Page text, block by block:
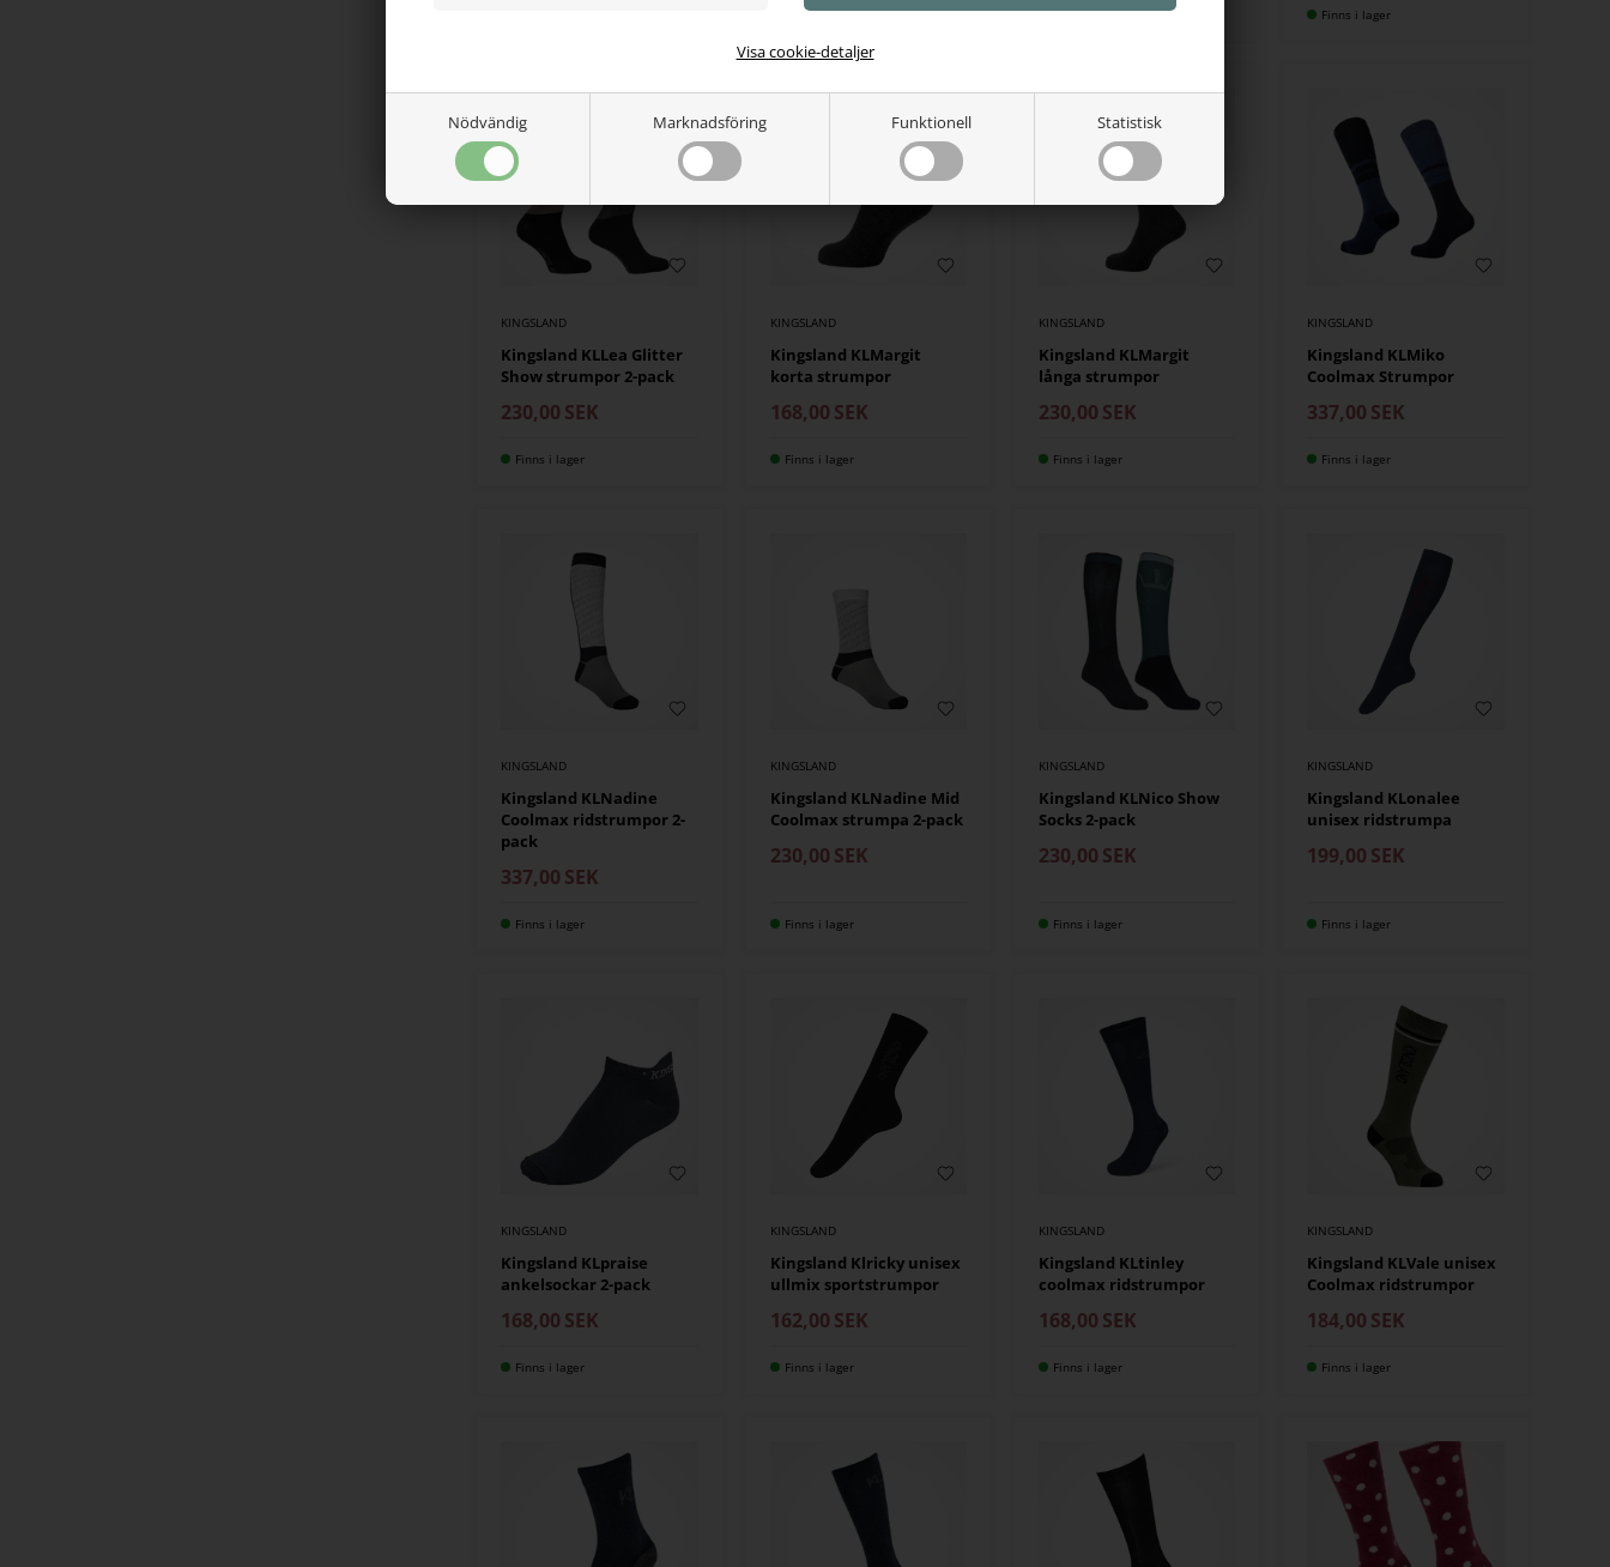
Nödvändig Marknadsföring Funktionell Statistisk
Visa cookie-detaljer
Finns i lager Finns i lager Finns i lager
KINGSLAND
Kingsland KLLea Glitter
Show strumpor 2-pack
230,00 SEK
Finns i lager
KINGSLAND
Kingsland KLMargit
korta strumpor
168,00 SEK
Finns i lager
KINGSLAND
Kingsland KLMargit
långa strumpor
230,00 SEK
Finns i lager
KINGSLAND
Kingsland KLMiko
Coolmax Strumpor
337,00 SEK
Finns i lager
KINGSLAND
Kingsland KLNadine
Coolmax ridstrumpor 2-
pack
337,00 SEK
Finns i lager
KINGSLAND
Kingsland KLNadine Mid
Coolmax strumpa 2-pack
230,00 SEK
Finns i lager
KINGSLAND
Kingsland KLNico Show
Socks 2-pack
230,00 SEK
Finns i lager
KINGSLAND
Kingsland KLonalee
unisex ridstrumpa
199,00 SEK
Finns i lager
KINGSLAND
Kingsland KLpraise
ankelsockar 2-pack
168,00 SEK
Finns i lager
KINGSLAND
Kingsland Klricky unisex
ullmix sportstrumpor
162,00 SEK
Finns i lager
KINGSLAND
Kingsland KLtinley
coolmax ridstrumpor
168,00 SEK
Finns i lager
KINGSLAND
Kingsland KLVale unisex
Coolmax ridstrumpor
184,00 SEK
Finns i lager